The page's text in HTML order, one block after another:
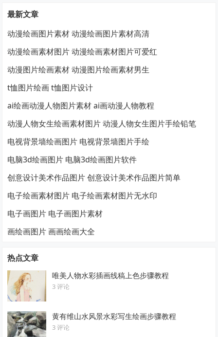
最新文章
动漫绘画图片素材 动漫绘画图片素材高清
动漫绘画素材图片 动漫绘画素材图片可爱红
动漫图片绘画素材 动漫图片绘画素材男生
t恤图片绘画 t恤图片设计
ai绘画动漫人物图片素材 ai画动漫人物教程
动漫人物女生绘画素材图片 动漫人物女生图片手绘铅笔
电视背景墙绘画图片 电视背景墙图片手绘
电脑3d绘画图片 电脑3d绘画图片软件
创意设计美术作品图片 创意设计美术作品图片简单
电子绘画素材图片 电子绘画素材图片无水印
电子画图片 电子画图片素材
画绘画图片 画画绘画大全
热点文章
唯美人物水彩插画线稿上色步骤教程
3 评论
黄有维山水风景水彩写生绘画步骤教程
3 评论